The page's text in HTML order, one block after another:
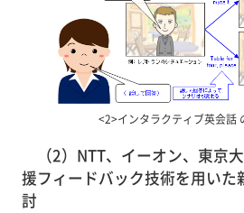
<2>インタラクティブ英会話
（2）NTT、イーオン、東京
援フィードバック技術を用いた
討